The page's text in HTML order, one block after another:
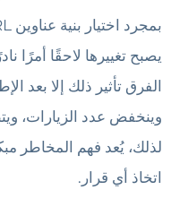
يصبح تغييرها لاحقًا أمرًا
الفرق تأثير ذلك إلا بعد
وينخفض ​​عدد الزيارات،
لذلك، يُعد فهم المخاطر
اتخاذ أي قرار.